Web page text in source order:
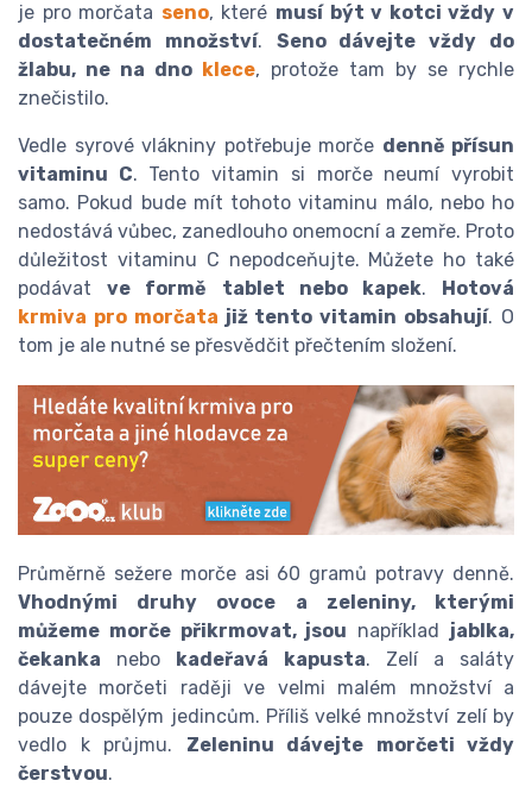
je pro morčata seno, které musí být v kotci vždy v
dostatečném množství. Seno dávejte vždy do
žlabu, ne na dno klece, protože tam by se rychle
znečistilo.
Vedle syrové vlákniny potřebuje morče denně přísun
vitaminu C. Tento vitamin si morče neumí vyrobit
samo. Pokud bude mít tohoto vitaminu málo, nebo ho
nedostává vůbec, zanedlouho onemocní a zemře. Proto
důležitost vitaminu C nepodceňujte. Můžete ho také
podávatve formě tablet nebo kapek. Hotová
krmiva pro morčata již tento vitamin obsahují. O
tom je ale nutné se přesvědčit přečtením složení.
Průměrně sežere morče asi 60 gramů potravy denně.
Vhodnými druhy ovoce a zeleniny, kterými
můžeme morče přikrmovat, jsou například jablka,
čekanka nebo kadeřavá kapusta. Zelí a saláty
dávejte morčeti raději ve velmi malém množství a
pouze dospělým jedincům. Příliš velké množství zelí by
vedlo k průjmu. Zeleninu dávejte morčeti vždy
čerstvou.